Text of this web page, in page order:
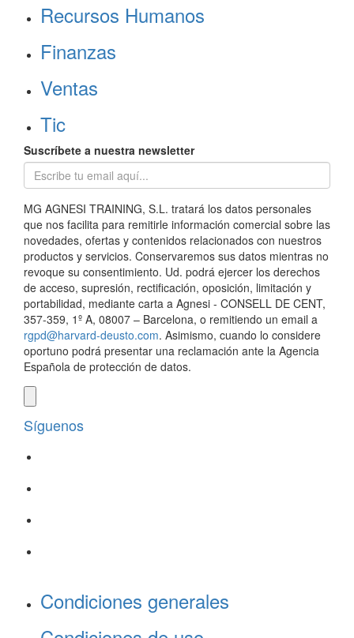
Recursos Humanos
Finanzas
Ventas
Tic
Suscríbete a nuestra newsletter
MG AGNESI TRAINING, S.L. tratará los datos personales
que nos facilita para remitirle información comercial sobre las
novedades, ofertas y contenidos relacionados con nuestros
productos y servicios. Conservaremos sus datos mientras no
revoque su consentimiento. Ud. podrá ejercer los derechos
de acceso, supresión, rectificación, oposición, limitación y
portabilidad, mediante carta a Agnesi - CONSELL DE CENT,
357-359, 1º A, 08007 – Barcelona, o remitiendo un email a
rgpd@harvard-deusto.com. Asimismo, cuando lo considere
oportuno podrá presentar una reclamación ante la Agencia
Española de protección de datos.
Síguenos
Condiciones generales